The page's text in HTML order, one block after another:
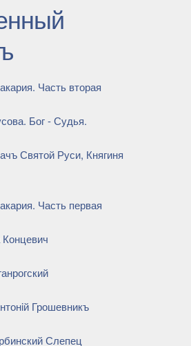
Часть вторая
Бог - Судья.
Святой Руси, Княгиня
Часть первая
Грошевникъ
Слепец